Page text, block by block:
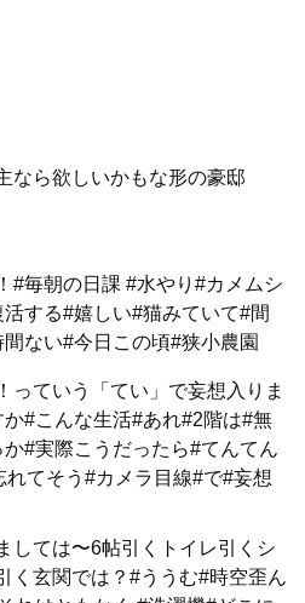
なら欲しいかもな形の豪邸
#毎朝の日課 #水やり#カメムシ
する#嬉しい#猫みていて#間
ない#今日この頃#狭小農園
っていう「てい」で妄想入りま
#こんな生活#あれ#2階は#無
#実際こうだったら#てんてん
れてそう#カメラ目線#で#妄想
しては〜6帖引くトイレ引くシ
く玄関では？#ううむ#時空歪ん